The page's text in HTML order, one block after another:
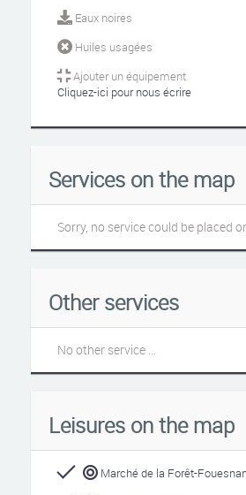
Eaux noires
Huiles usagées
Ajouter un équipement
Cliquez-ici pour nous écrire
Services on the map
Sorry, no service could be placed
Other services
No other service ...
Leisures on the map
Marché de la Forêt-